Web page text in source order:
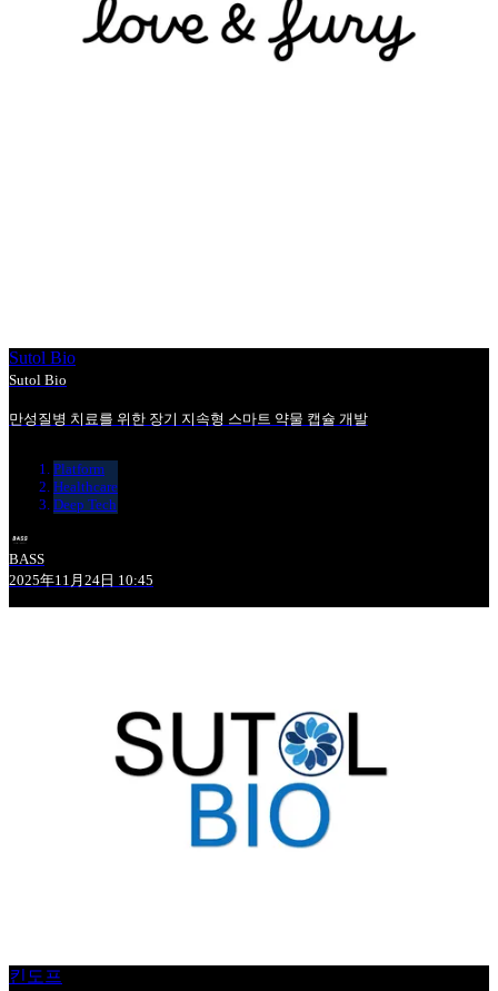
Sutol Bio
Sutol Bio
만성질병 치료를 위한 장기 지속형 스마트 약물 캡슐 개발
Platform
Healthcare
Deep Tech
BASS
2025年11月24日 10:45
킨도프